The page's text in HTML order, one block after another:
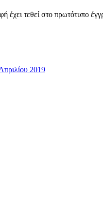
τεθεί στο πρωτότυπο
2019